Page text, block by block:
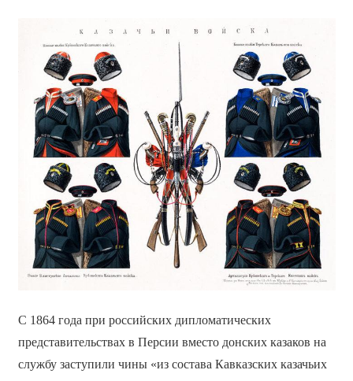
С 1864 года при российских дипломатических
представительствах в Персии вместо донских казаков на
службу заступили чины «из состава Кавказских казачьих